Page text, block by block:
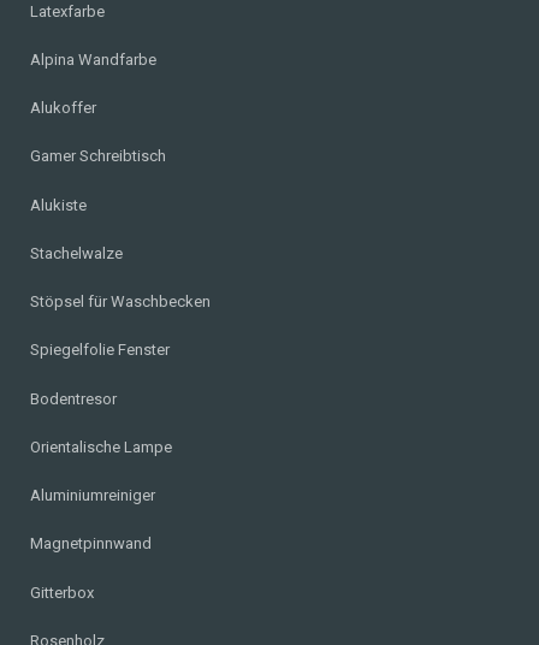
Latexfarbe
Alpina Wandfarbe
Alukoffer
Gamer Schreibtisch
Alukiste
Stachelwalze
Stöpsel für Waschbecken
Spiegelfolie Fenster
Bodentresor
Orientalische Lampe
Aluminiumreiniger
Magnetpinnwand
Gitterbox
Rosenholz